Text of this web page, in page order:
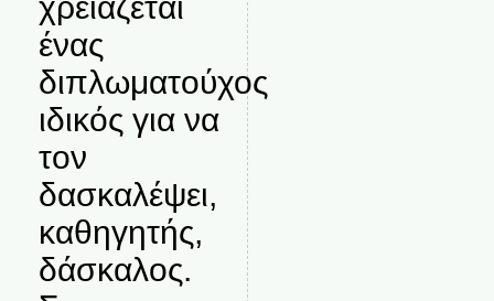
ένας
διπλωματούχος
ιδικός για να
τον
δασκαλέψει,
καθηγητής,
δάσκαλος.